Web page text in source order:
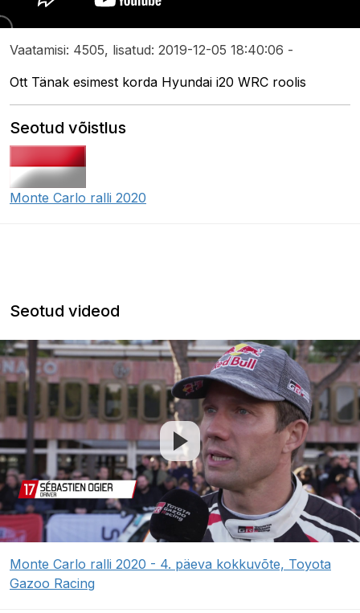
Vaatamisi: 4505, lisatud: 2019-12-05 18:40:06 -
Ott Tänak esimest korda Hyundai i20 WRC roolis
Seotud võistlus
Monte Carlo ralli 2020
Seotud videod
Monte Carlo ralli 2020 - 4. päeva kokkuvõte, Toyota
Gazoo Racing